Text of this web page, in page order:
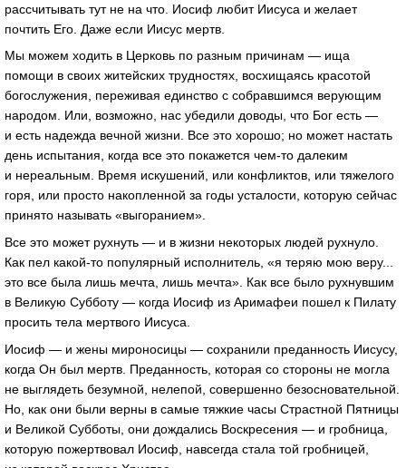
рассчитывать тут не на что. Иосиф любит Иисуса и желает
почтить Его. Даже если Иисус мертв.
Мы можем ходить в Церковь по разным причинам — ища
помощи в своих житейских трудностях, восхищаясь красотой
богослужения, переживая единство с собравшимся верующим
народом. Или, возможно, нас убедили доводы, что Бог есть —
и есть надежда вечной жизни. Все это хорошо; но может настать
день испытания, когда все это покажется чем-то далеким
и нереальным. Время искушений, или конфликтов, или тяжелого
горя, или просто накопленной за годы усталости, которую сейчас
принято называть «выгоранием».
Все это может рухнуть — и в жизни некоторых людей рухнуло.
Как пел какой-то популярный исполнитель, «я теряю мою веру...
это все была лишь мечта, лишь мечта». Как все было рухнувшим
в Великую Субботу — когда Иосиф из Аримафеи пошел к Пилату
просить тела мертвого Иисуса.
Иосиф — и жены мироносицы — сохранили преданность Иисусу,
когда Он был мертв. Преданность, которая со стороны не могла
не выглядеть безумной, нелепой, совершенно безосновательной.
Но, как они были верны в самые тяжкие часы Страстной Пятницы
и Великой Субботы, они дождались Воскресения — и гробница,
которую пожертвовал Иосиф, навсегда стала той гробницей,